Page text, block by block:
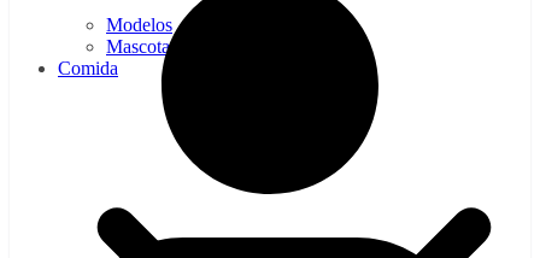
Modelos
Mascotas
Comida